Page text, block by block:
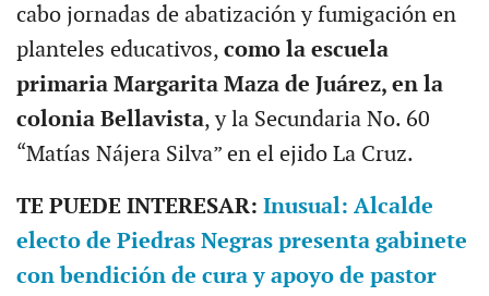
cabo jornadas de abatización y fumigación en
planteles educativos, como la escuela
primaria Margarita Maza de Juárez, en la
colonia Bellavista, y la Secundaria No. 60
“Matías Nájera Silva” en el ejido La Cruz.
TE PUEDE INTERESAR: Inusual: Alcalde
electo de Piedras Negras presenta gabinete
con bendición de cura y apoyo de pastor